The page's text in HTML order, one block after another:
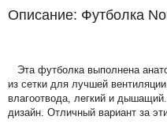
Описание: Футболка
Эта футболка выполнена
из сетки для лучшей
влагоотвода, легкий и
дизайн. Отличный вариант за